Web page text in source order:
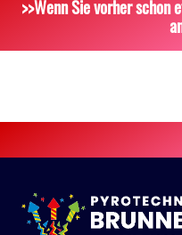
>>Wenn Sie vorher schon